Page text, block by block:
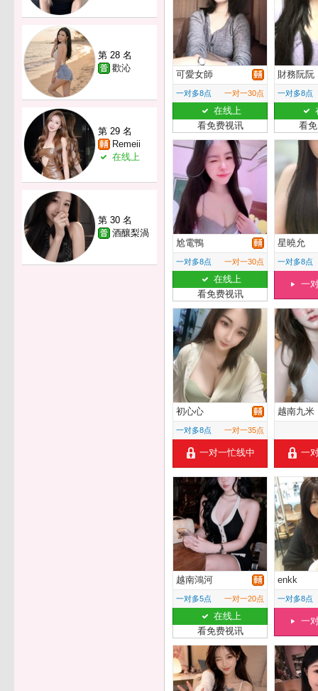
第 28 名
歡沁
第 29 名
Remeii
在线上
第 30 名
酒釀梨渦
可愛女師
一对多8点 一对一30点
在线上
看免费视讯
財務阮阮
一对多8点
看
尬電鴨
一对多8点 一对一30点
在线上
看免费视讯
星曉允
一对多8点
一
初心心
一对多8点 一对一35点
一对一忙线中
越南九米
一
越南鴻河
一对多5点 一对一20点
在线上
看免费视讯
enkk
一对多8点
一